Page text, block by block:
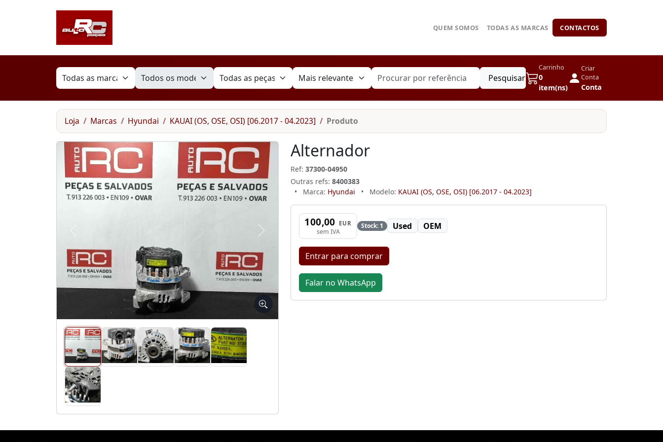
QUEM SOMOS TODAS AS MARCAS CONTACTOS
Pesquisar
Carrinho
0
item(ns)
Criar
Conta
Conta
Loja Marcas Hyundai KAUAI (OS, OSE, OSI) [06.2017 - 04.2023] Produto
Seguinte
Alternador
Ref: 37300-04950
Outras refs: 8400383
•
Marca: Hyundai • Modelo: KAUAI (OS, OSE, OSI) [06.2017 - 04.2023]
100,00 EUR
sem IVA
Stock: 1 Used OEM
Entrar para comprar
Falar no WhatsApp